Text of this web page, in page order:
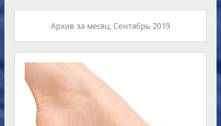
Архив за месяц: Сентябрь 2019